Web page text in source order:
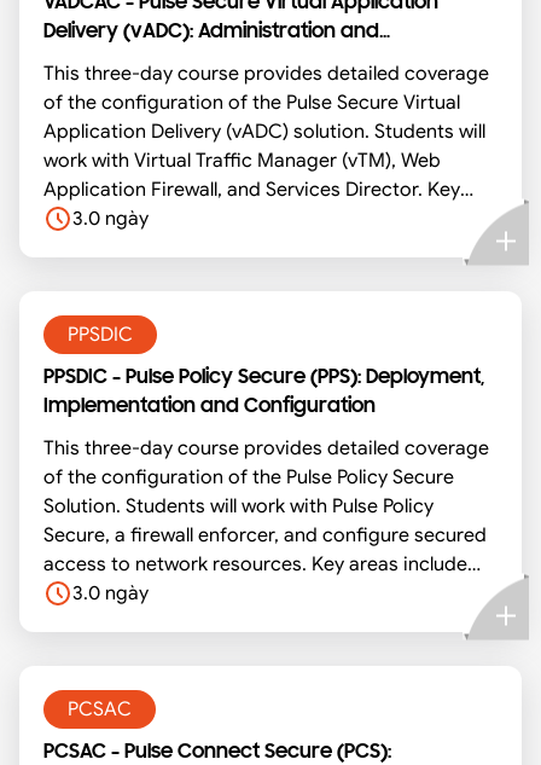
Delivery (vADC): Administration and
Configuration
This three-day course provides detailed coverage
of the configuration of the Pulse Secure Virtual
Application Delivery (vADC) solution. Students will
work with Virtual Traffic Manager (vTM), Web
Application Firewall, and Services Director. Key
areas include Virtual Traffic Manager deployment
hands-on labs.
3.0 ngày
PPSDIC
PPSDIC - Pulse Policy Secure (PPS): Deployment,
Implementation and Configuration
This three-day course provides detailed coverage
of the configuration of the Pulse Policy Secure
Solution. Students will work with Pulse Policy
Secure, a firewall enforcer, and configure secured
access to network resources. Key areas include
Pulse Policy Secure deployment, basic
3.0 ngày
PCSAC
PCSAC - Pulse Connect Secure (PCS):